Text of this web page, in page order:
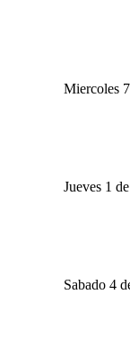
Miercoles
Jueves 1
Sabado 4